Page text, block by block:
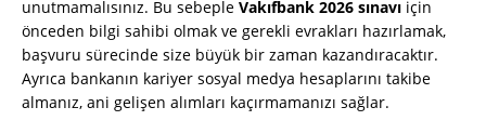
unutmamalısınız. Bu sebeple Vakıfbank 2026 sınavı için
önceden bilgi sahibi olmak ve gerekli evrakları hazırlamak,
başvuru sürecinde size büyük bir zaman kazandıracaktır.
Ayrıca bankanın kariyer sosyal medya hesaplarını takibe
almanız, ani gelişen alımları kaçırmamanızı sağlar.